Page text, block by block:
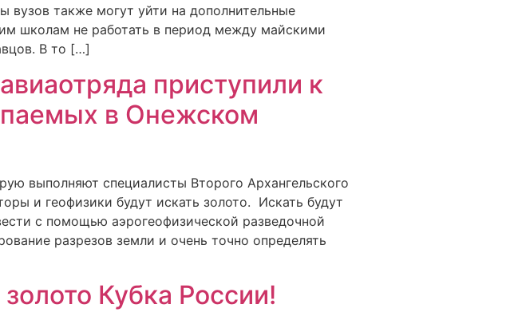
вузов также могут уйти на дополнительные
школам не работать в период между майскими
В то […]
приступили к
в Онежском
выполняют специалисты Второго Архангельского
и геофизики будут искать золото. Искать будут
с помощью аэрогеофизической разведочной
разрезов земли и очень точно определять
Кубка России!